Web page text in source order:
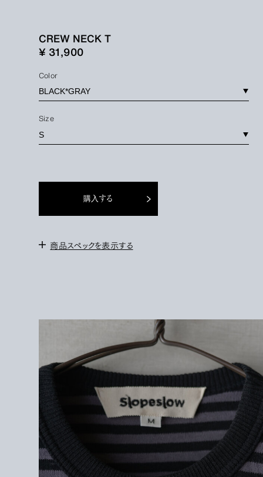
CREW NECK T
¥ 31,900
Color
Size
購入する
商品スペックを表示する
172cm/サイズMを着用。
COTTON100%